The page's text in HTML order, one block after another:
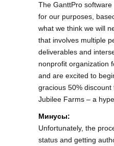
The GanttPro
for our purposes,
what we think we will
that involves multiple
deliverables and
nonprofit organization
and are excited to
gracious 50%
Jubilee Farms – a
Минусы:
Unfortunately, the
status and getting